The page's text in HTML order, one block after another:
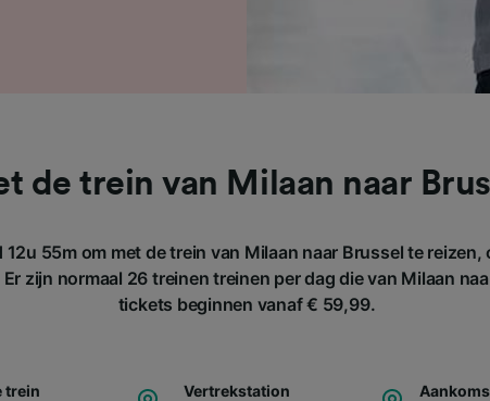
de trein van Milaan naar
55m om met de trein van Milaan naar Brussel te
zijn normaal 26 treinen treinen per dag die van Milaan
tickets beginnen vanaf € 59,99.
trein
Vertrekstation